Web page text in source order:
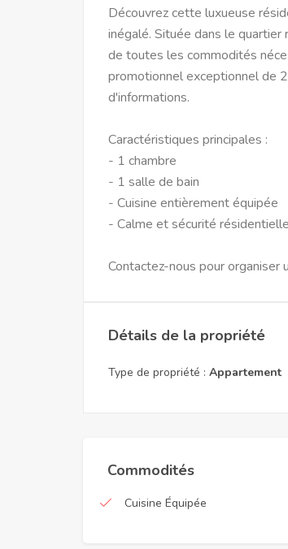
Découvrez cette luxueuse
inégalé. Située dans le
de toutes les commodités
promotionnel exceptionnel de
d'informations.
Caractéristiques principales :
- 1 chambre
- 1 salle de bain
- Cuisine entièrement équipée
- Calme et sécurité résidentielle
Contactez-nous pour organiser
Détails de la propriété
Type de propriété : Appartement
Commodités
Cuisine Équipée